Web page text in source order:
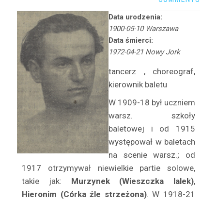
Arkadi Ari
Arkawin Helena
Arnd-Leska Halina
Arnoldówna Maria
Arnoldt Wiktor
Aston Adam
Azarewicz Helena
Bąbolska Maria
Bachnerówna Regina
Bajkowska Zofia
Balcerkiewiczówna Maria
Balcerzak Aleksander
Balicki Juliusz
Data urodzenia:
1900-05-10 Warszawa
Data śmierci:
1972-04-21 Nowy Jork
tancerz , choreograf,
kierownik baletu
W 1909-18 był uczniem
warsz. szko­ły
baletowej i od 1915
występował w baletach
na scenie warsz.; od
1917 otrzymywał niewielkie partie solowe,
takie jak: Murzynek (Wieszczka lalek),
Hieronim (Córka źle strzeżona). W 1918-21